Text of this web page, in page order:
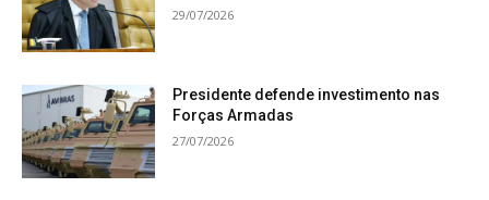
29/07/2026
Presidente defende investimento nas
Forças Armadas
27/07/2026